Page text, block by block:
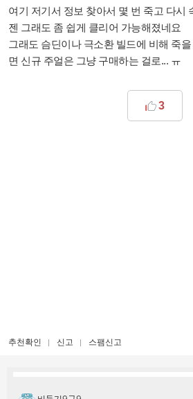
여기 저기서 정보 찾아서 몇 번 죽고 다시
젠 그래도 좀 쉽게 클리어 가능해졌네요
그래도 슴딘이나 극소환 빌드에 비해 죽
면 신규 주얼은 그냥 구매하는 걸로... ㅠ
3
추천확인 신고 스팸신고